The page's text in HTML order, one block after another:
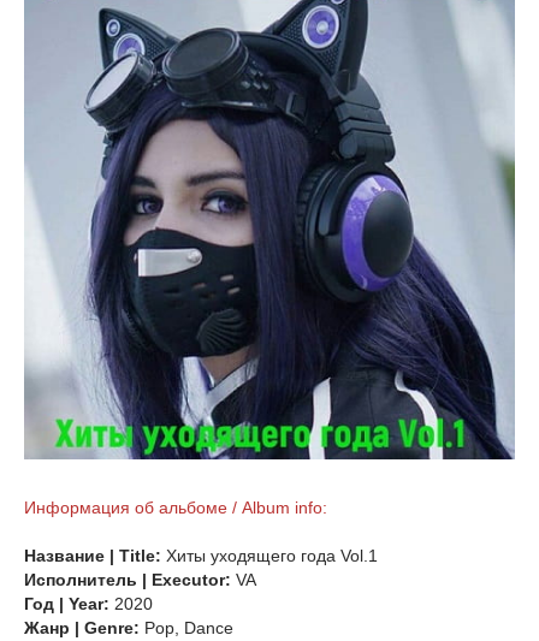
Информация об альбоме / Album info:
Название | Title: Хиты уходящего года Vol.1
Исполнитель | Executor: VA
Год | Year: 2020
Жанр | Genre: Pop, Dance